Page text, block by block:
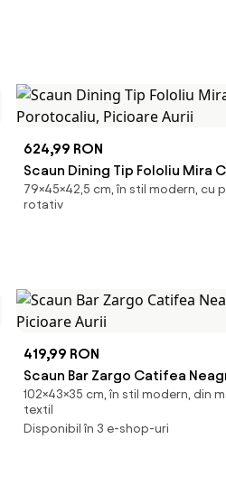
624,99 RON
Scaun Dining Tip Fololiu Mira
Porotocaliu, Picioare Aurii
79×45×42,5 cm, în stil modern, cu
rotativ
419,99 RON
Scaun Bar Zargo Catifea
Picioare Aurii
102×43×35 cm, în stil modern, din
textil
Disponibil în 3 e-shop-uri